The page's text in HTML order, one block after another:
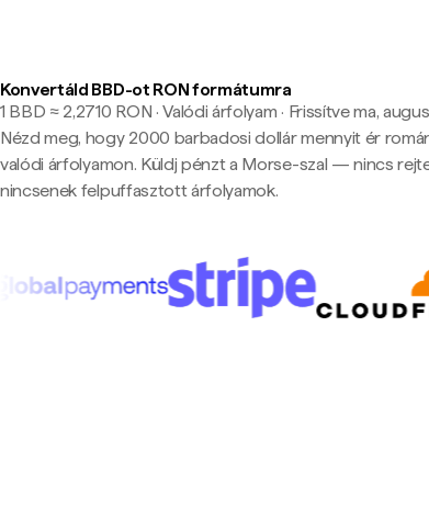
Konvertáld BBD-ot RON formátumra
1 BBD ≈ 2,2710 RON · Valódi árfolyam · Frissítve ma,
Nézd meg, hogy 2000 barbadosi dollár mennyit ér
valódi árfolyamon. Küldj pénzt a Morse-szal — nincs
nincsenek felpuffasztott árfolyamok.